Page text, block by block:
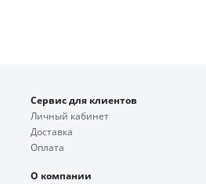
Сервис для клиентов
Личный кабинет
Доставка
Оплата
О компании